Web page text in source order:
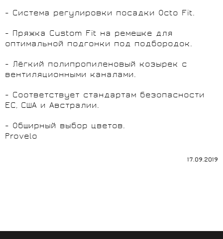
- Система регулировки посадки Octo Fit.
- Пряжка Custom Fit на ремешке для
оптимальной подгонки под подбородок.
- Лёгкий полипропиленовый козырек с
вентиляционными каналами.
- Соответствует стандартам безопасности
ЕС, США и Австралии.
- Обширный выбор цветов.
Provelo
17.09.2019